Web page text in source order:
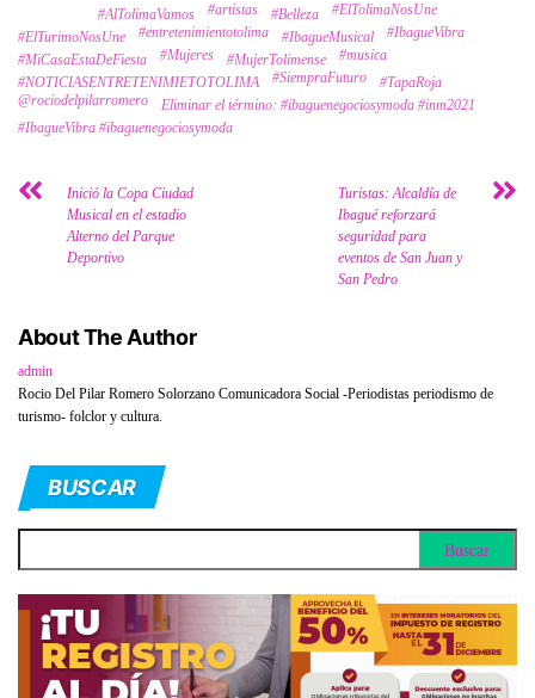
#AlTolimaVamos #artistas #Belleza
#ElTolimaNosUne
#ElTurimoNosUne
#entretenimientotolima #IbagueMusical
#IbagueVibra
#MiCasaEstaDeFiesta
#Mujeres #MujerTolimense
#musica
#NOTICIASENTRETENIMIETOTOLIMA
#SiempraFuturo
#TapaRoja
@rociodelpilarromero
Eliminar el término: #ibaguenegociosymoda #inm2021
#IbagueVibra #ibaguenegociosymoda
Inició la Copa Ciudad
Musical en el estadio
Alterno del Parque
Deportivo
Turistas: Alcaldía de
Ibagué reforzará
seguridad para
eventos de San Juan y
San Pedro
About The Author
admin
Rocio Del Pilar Romero Solorzano Comunicadora Social -Periodistas periodismo de
turismo- folclor y cultura.
BUSCAR